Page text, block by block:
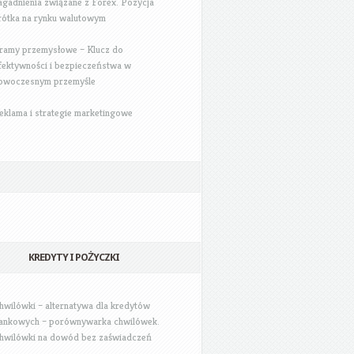
na rynku walutowym
przemysłowe – Klucz do
i bezpieczeństwa w
przemyśle
i strategie marketingowe
KREDYTY I POŻYCZKI
– alternatywa dla kredytów
– porównywarka chwilówek.
na dowód bez zaświadczeń